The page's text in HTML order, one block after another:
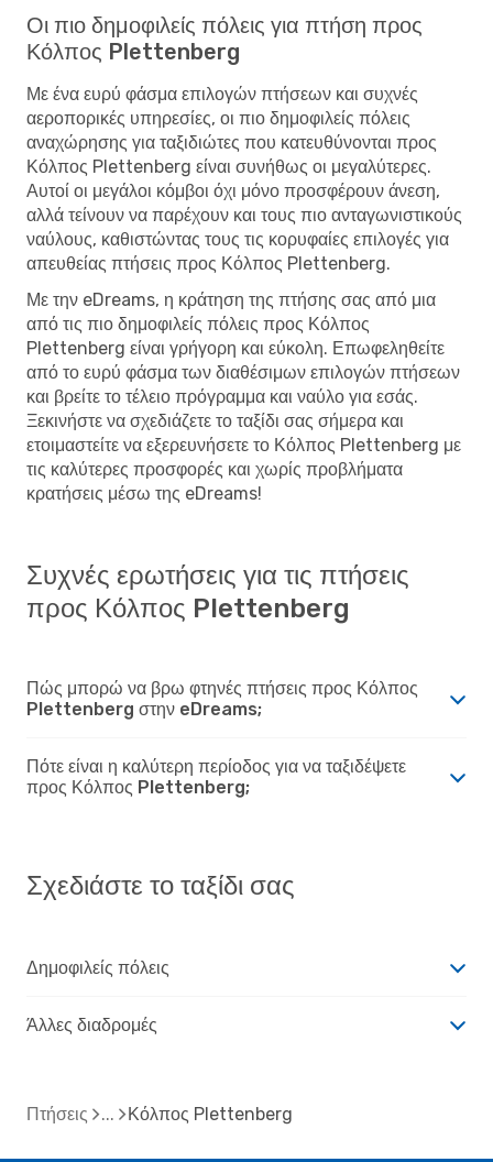
Οι πιο δημοφιλείς πόλεις για πτήση προς
Κόλπος Plettenberg
Με ένα ευρύ φάσμα επιλογών πτήσεων και συχνές
αεροπορικές υπηρεσίες, οι πιο δημοφιλείς πόλεις
αναχώρησης για ταξιδιώτες που κατευθύνονται προς
Κόλπος Plettenberg είναι συνήθως οι μεγαλύτερες.
Αυτοί οι μεγάλοι κόμβοι όχι μόνο προσφέρουν άνεση,
αλλά τείνουν να παρέχουν και τους πιο ανταγωνιστικούς
ναύλους, καθιστώντας τους τις κορυφαίες επιλογές για
απευθείας πτήσεις προς Κόλπος Plettenberg.
Με την eDreams, η κράτηση της πτήσης σας από μια
από τις πιο δημοφιλείς πόλεις προς Κόλπος
Plettenberg είναι γρήγορη και εύκολη. Επωφεληθείτε
από το ευρύ φάσμα των διαθέσιμων επιλογών πτήσεων
και βρείτε το τέλειο πρόγραμμα και ναύλο για εσάς.
Ξεκινήστε να σχεδιάζετε το ταξίδι σας σήμερα και
ετοιμαστείτε να εξερευνήσετε το Κόλπος Plettenberg με
τις καλύτερες προσφορές και χωρίς προβλήματα
κρατήσεις μέσω της eDreams!
Συχνές ερωτήσεις για τις πτήσεις
προς Κόλπος Plettenberg
Πώς μπορώ να βρω φτηνές πτήσεις προς Κόλπος
Plettenberg στην eDreams;
Πότε είναι η καλύτερη περίοδος για να ταξιδέψετε
προς Κόλπος Plettenberg;
Σχεδιάστε το ταξίδι σας
Δημοφιλείς πόλεις
Άλλες διαδρομές
Πτήσεις Κόλπος Plettenberg